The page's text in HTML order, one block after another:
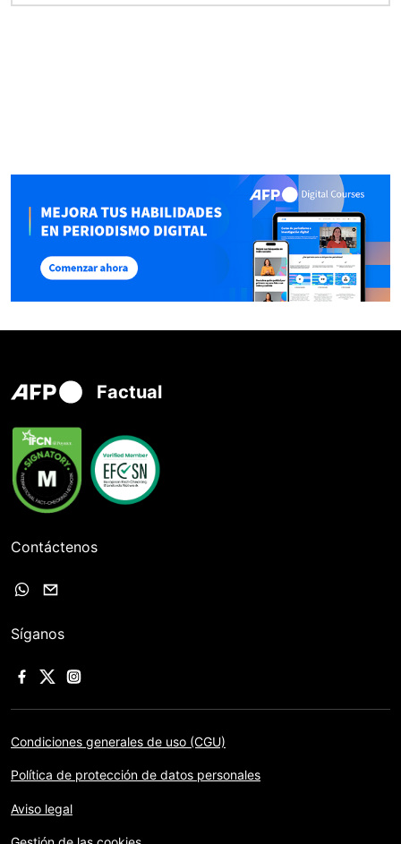
Factual
Contáctenos
Síganos
Condiciones generales de uso (CGU)
Política de protección de datos personales
Aviso legal